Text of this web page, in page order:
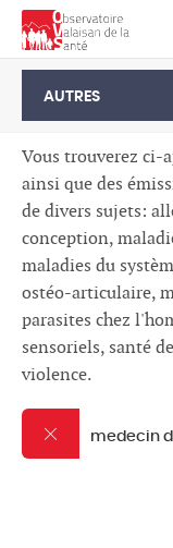
AUTRES
Vous trouverez ci-
ainsi que des
de divers sujets:
conception,
maladies du
ostéo-articulaire,
parasites chez
sensoriels, santé
violence.
medecin